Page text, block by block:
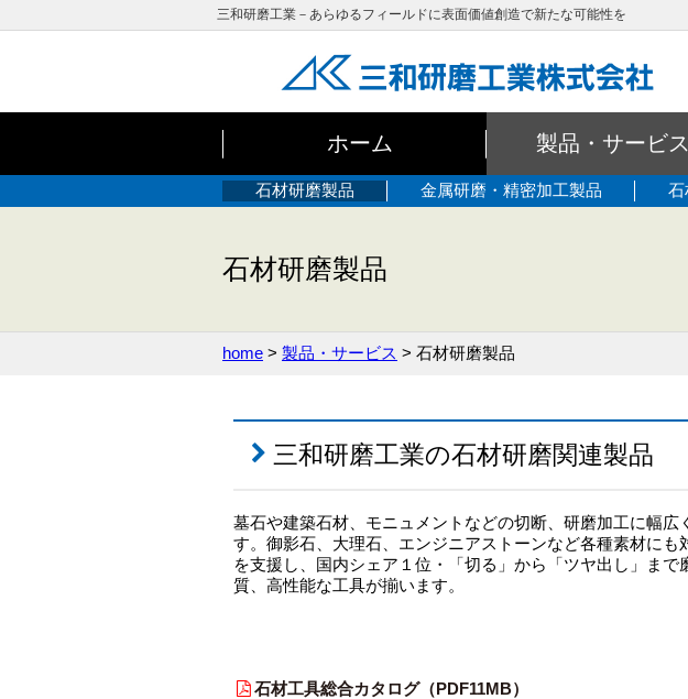
三和研磨工業－あらゆるフィールドに表面価値創造で新たな可能性を
ホーム 製品・サービス
石材研磨製品 金属研磨・精密加工製品 石
石材研磨製品
home > 製品・サービス > 石材研磨製品
三和研磨工業の石材研磨関連製品
墓石や建築石材、モニュメントなどの切断、研磨加工に幅広
す。御影石、大理石、エンジニアストーンなど各種素材に
を支援し、国内シェア１位・「切る」から「ツヤ出し」ま
質、高性能な工具が揃います。
石材工具総合カタログ（PDF11MB）